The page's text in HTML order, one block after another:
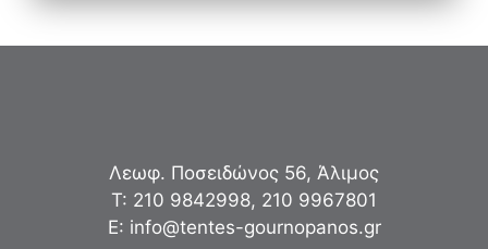
Λεωφ. Ποσειδώνος 56, Άλιμος
Τ: 210 9842998, 210 9967801
Ε: info@tentes-gournopanos.gr